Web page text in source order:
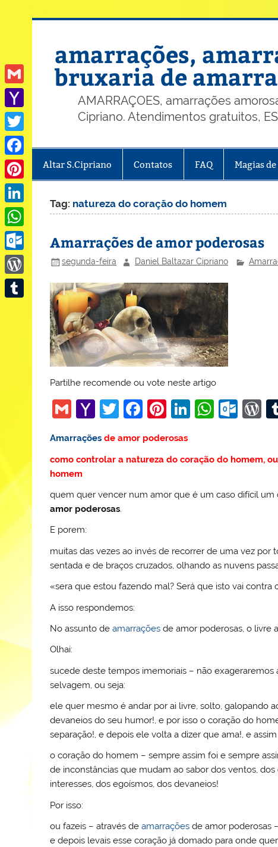
amarrações,
bruxaria de
AMARRAÇOES, amarrações
Cipriano. Atendimentos gratuitos,
Altar S.Cipriano Contatos FAQ Magias
Tag: natureza do coração do homem
Amarrações de amor poderosas
segunda-feira Daniel Baltazar Cipriano
Partilhe recomende ou vote neste artigo
G
ai
l
Y
h
o
M
T
itt
er
F
c
e
o
k
Pi
er
e
Li
e
n
W
s
p
O
o
c
Pr
Amarrações de amor poderosas
como controlar a natureza do coração do homem,
homem
quem quer vencer num amor que é um caso difícil
amor poderosas.
E porem:
muitas das vezes ao invés de recorrer de uma vez por
sentada e de braços cruzados, olhando as nuvens
«sera que estou fazendo mal? Será que isto vai contra
A isso respondemos:
No assunto deamarrações de amor poderosas, o livre
Olhai:
sucede deste tempos imemoriais – não
selvagem, ou seja:
ele quer mesmo é andar por ai livre, solto, galopando
devaneios do seu humor!, e por isso o coração do
separação!, e depois ele volta a dizer que ama!, e
o coração do homem – sempre assim foi e sempre
de inconstâncias que mudam ao sabor dos ventos,
interesses, dos egoísmos, dos devaneios!
Por isso:
ou fazeis – através deamarrações de amor poderosas
e depois levais esse coração já domado para onde
Gmail
Yahoo
Mail
Twitter
Facebook
Pinterest
LinkedIn
WhatsApp
Outlook.com
WordPress